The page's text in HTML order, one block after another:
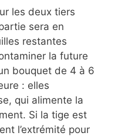
les deux tiers
sera en
restantes
la future
bouquet de 4 à 6
: elles
qui alimente la
Si la tige est
l’extrémité pour